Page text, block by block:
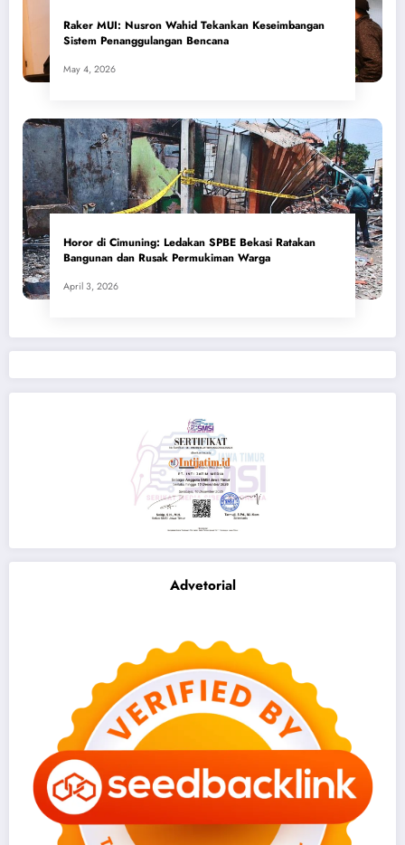
​Raker MUI: Nusron Wahid Tekankan Keseimbangan
Sistem Penanggulangan Bencana
May 4, 2026
Horor di Cimuning: Ledakan SPBE Bekasi Ratakan
Bangunan dan Rusak Permukiman Warga
April 3, 2026
Advetorial